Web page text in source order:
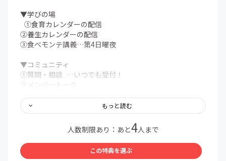
▼学びの場
①食育カレンダーの配信
②養生カレンダーの配信
③食べモンテ講義…第4日曜夜
▼コミュニティ
①質問・相談 …いつでも受付！
②メンバートーク
…and more!
＊コミュニティ内ではLINEを使用します。注意事項をよく
読みご参加ください。
＊「初月無料」の適用は入会月末となります。翌月1日よ
もっと読む
人数制限あり：あと4人まで
この特典を選ぶ